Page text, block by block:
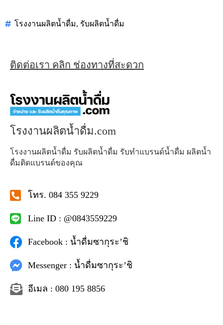
โรงงานผลิตน้ำดื่ม, รับผลิตน้ำดื่ม
ติดต่อเรา คลิก ช่องทางที่สะดวก
โรงงานผลิตน้ำดื่ม.com
โรงงานผลิตน้ำดื่ม รับผลิตน้ำดื่ม รับทำแบรนด์น้ำดื่ม ผลิตน้ำ
ดื่มติดแบรนด์ของคุณ
โทร. 084 355 9229
Line ID : @0843559229
Facebook : น้ำดื่มซากุระ’ชิ
Messenger : น้ำดื่มซากุระ’ชิ
อีเมล : 080 195 8856